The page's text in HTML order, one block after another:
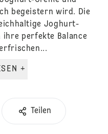
begeistern wird. Die
Joghurt-
perfekte Balance
WEITERLESEN +
Teilen